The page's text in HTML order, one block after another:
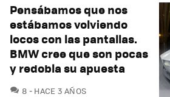
Pensábamos que nos
estábamos volviendo
locos con las pantallas.
BMW cree que son pocas
y redobla su apuesta
8 COMENTARIOS
HACE 3 AÑOS